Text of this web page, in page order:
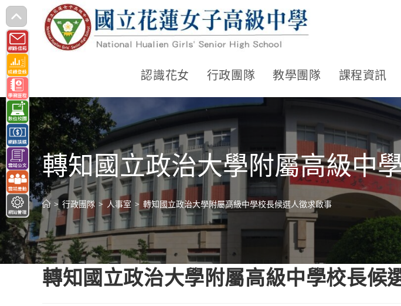
跳
轉
至
主
要
內
容
認識花女 行政團隊 教學團隊 課程資訊
轉知國立政治大學附屬高級中
> 行政團隊 > 人事室 > 轉知國立政治大學附屬高級中學校長候選人徵求啟事
轉知國立政治大學附屬高級中學校長候